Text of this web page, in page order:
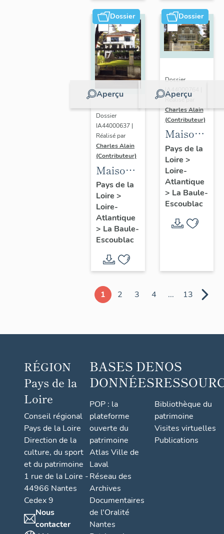
Lattre-
de-
Tassigny
Dossier
Aperçu
Dossier
IA44000637 |
Réalisé par
Charles Alain
(Contributeur)
Maison
dite villa
balnéaire
Les
Peupliers,
23
avenue
des
Pays de la
Loire >
Loire-
Atlantique
> La Baule-
Escoublac
Dossier
Aperçu
Dossier
IA44000764 |
Réalisé par
Charles Alain
(Contributeur)
Maison
dite villa
balnéaire
Gazonette
puis
Romance,
avenue
Pays de la
Loire >
Loire-
Atlantique
> La Baule-
Escoublac
1 2 3 4 ... 13
RÉGION
Pays de la
Loire
Conseil régional
Pays de la Loire
Direction de la
culture, du sport
et du patrimoine
1 rue de la Loire -
44966 Nantes
Cedex 9
Nous
contacter
BASES DE
DONNÉES
POP : la
plateforme
ouverte du
patrimoine
Atlas Ville de
Laval
Réseau des
Archives
Documentaires
de l'Oralité
Nantes
NOS
Bibliothèque du
patrimoine
Visites virtuelles
Publications